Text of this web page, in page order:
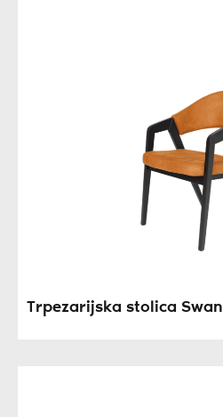
Trpezarijska stolica Swan